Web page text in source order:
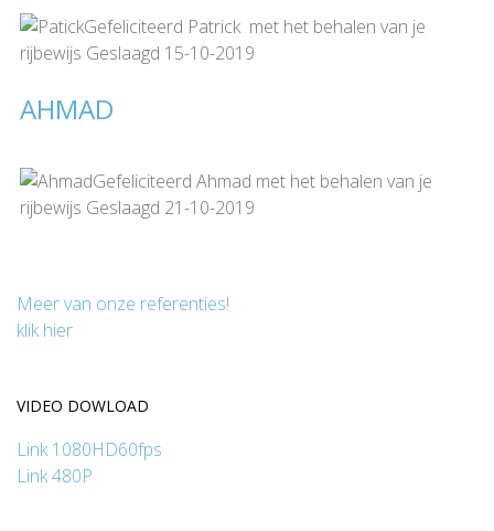
Gefeliciteerd Patrick met het behalen van je
rijbewijs Geslaagd 15-10-2019
AHMAD
Gefeliciteerd Ahmad met het behalen van je
rijbewijs Geslaagd 21-10-2019
Meer van onze referenties!
klik hier
VIDEO DOWLOAD
Link 1080HD60fps
Link 480P